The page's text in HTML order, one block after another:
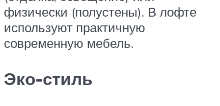
физически (полустены). В лофте
используют практичную
современную мебель.
Эко-стиль